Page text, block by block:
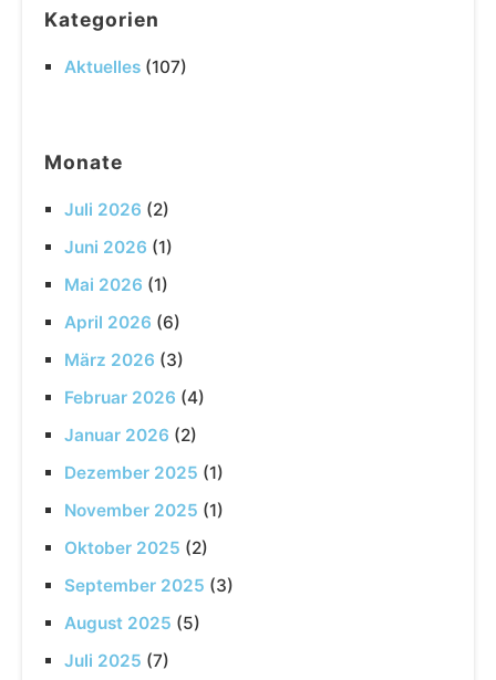
Kategorien
Aktuelles (107)
Monate
Juli 2026 (2)
Juni 2026 (1)
Mai 2026 (1)
April 2026 (6)
März 2026 (3)
Februar 2026 (4)
Januar 2026 (2)
Dezember 2025 (1)
November 2025 (1)
Oktober 2025 (2)
September 2025 (3)
August 2025 (5)
Juli 2025 (7)